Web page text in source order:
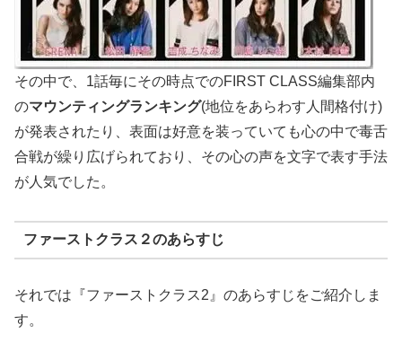
その中で、1話毎にその時点でのFIRST CLASS編集部内
のマウンティングランキング(地位をあらわす人間格付け)
が発表されたり、表面は好意を装っていても心の中で毒舌
合戦が繰り広げられており、その心の声を文字で表す手法
が人気でした。
ファーストクラス２のあらすじ
それでは『ファーストクラス2』のあらすじをご紹介しま
す。